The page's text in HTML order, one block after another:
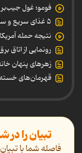
فومو؛ غول
۵ غذای سریع و سالم برای طبیعت‌گردی
نتیجه حمله
رونمایی از اتاق
زهرهای پنهان
قهرمان‌های خسته
تبیان را
فاصله شما با